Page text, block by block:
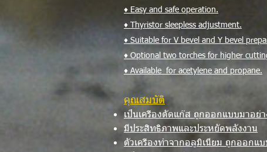
♦ Easy and safe operation.
♦ Thyristor sleepless adjustment.
♦ Suitable for V bevel and Y bevel
♦ Optional two torches for higher
♦ Available for acetylene and propane.
คุณสมบัติ
เป็นเครื่องตัดแก๊ส ถูกออกแบบมาอ
มีประสิทธิภาพและประหยัดพลังงาน
ตัวเครื่องทำจากอลูมิเนียม ถูกออกแ